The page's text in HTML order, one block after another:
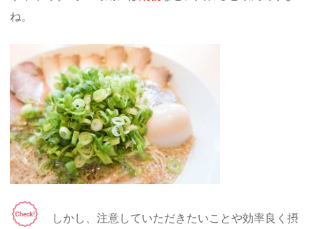
ね。
しかし、注意していただきたいことや効率良く摂